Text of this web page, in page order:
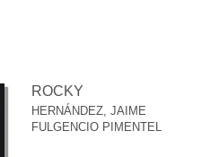
ROCKY
HERNÁNDEZ, JAIME
FULGENCIO PIMENTEL